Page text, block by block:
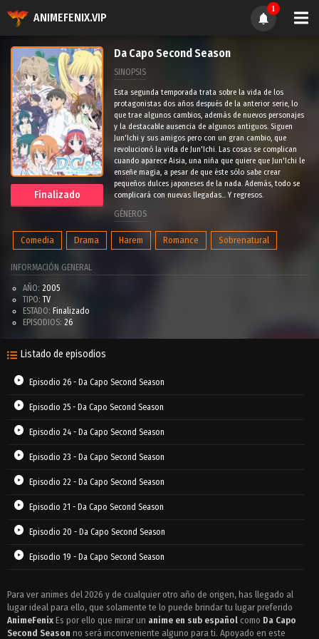
ANIMEFENIX.VIP
1
Finalizado
Da Capo Second Season
SINOPSIS
Esta segunda temporada trata sobre la vida de los
protagonistas dos años después de la anterior serie, lo
que trae algunos cambios, además de nuevos personajes
y la destacable ausencia de algunos antiguos. Siguen
Jun'Ichi y sus amigos pero con un gran cambio, que
revolucionó la vida de Jun'Ichi. Las cosas se complican
cuando aparece Aisia, una niña que quiere que Jun'Ichi le
enseñe magia, a pesar de que éste sólo sabe crear
pequeños dulces japoneses de la nada. Además, todo se
complicará con nuevas llegadas... Y regresos.
GÉNEROS
Comedia Drama Harem Romance Sobrenatural
INFORMACIÓN GENERAL
AÑO: 2005
TIPO: TV
ESTADO: Finalizado
EPISODIOS: 26
Listado de episodios
Episodio 26 - Da Capo Second Season
Episodio 25 - Da Capo Second Season
Episodio 24 - Da Capo Second Season
Episodio 23 - Da Capo Second Season
Episodio 22 - Da Capo Second Season
Episodio 21 - Da Capo Second Season
Episodio 20 - Da Capo Second Season
Episodio 19 - Da Capo Second Season
Episodio 17 - Da Capo Second Season
Episodio 16 - Da Capo Second Season
Para ver animes del 2026 y de cualquier otro año de origen, has llegado al
lugar ideal para ello, que solamente te lo puede brindar tu lugar preferido
AnimeFenix Es por ello que mirar un anime en sub español como Da Capo
Second Season no será inconveniente alguno para ti. Apoyado en este